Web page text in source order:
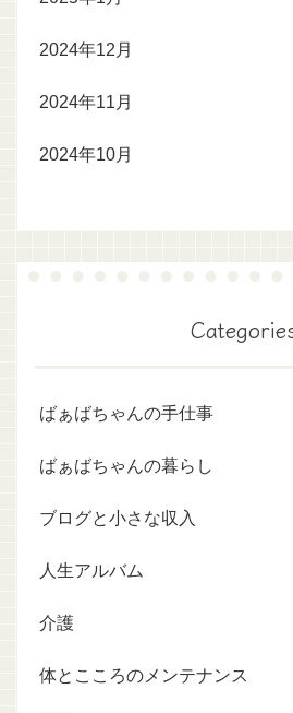
2024年12月
2024年11月
2024年10月
ばぁばちゃんの手仕事
ばぁばちゃんの暮らし
ブログと小さな収入
人生アルバム
介護
体とこころのメンテナンス